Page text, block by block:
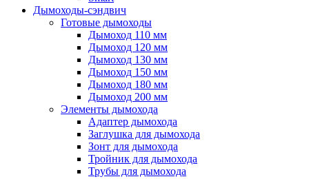
Дымоходы-сэндвич
Готовые дымоходы
Дымоход 110 мм
Дымоход 120 мм
Дымоход 130 мм
Дымоход 150 мм
Дымоход 180 мм
Дымоход 200 мм
Элементы дымохода
Адаптер дымохода
Заглушка для дымохода
Зонт для дымохода
Тройник для дымохода
Трубы для дымохода